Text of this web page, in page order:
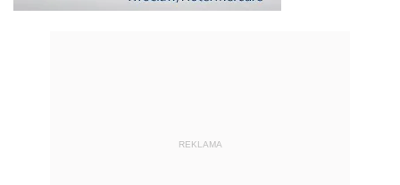
REKLAMA